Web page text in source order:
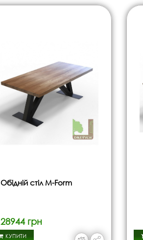
Обідній стіл M-Form
28944 грн
КУПИТИ